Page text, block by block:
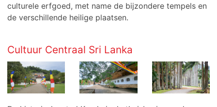
culturele erfgoed, met name de bijzondere tempels en
de verschillende heilige plaatsen.
Cultuur Centraal Sri Lanka